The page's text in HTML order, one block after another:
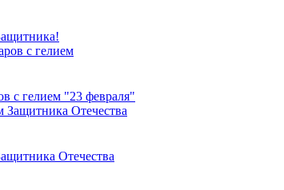
с гелием "23 февраля"
Отечества